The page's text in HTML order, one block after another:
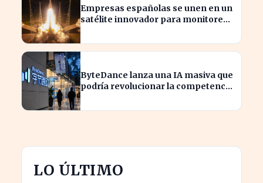
Empresas españolas se unen en un
satélite innovador para monitorear
ByteDance lanza una IA masiva que
podría revolucionar la competencia
LO ÚLTIMO